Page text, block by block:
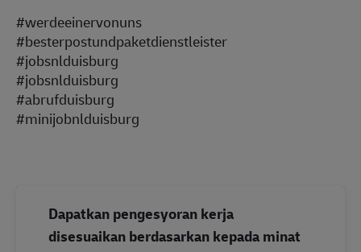
#werdeeinervonuns
#besterpostundpaketdienstleister
#jobsnlduisburg
#jobsnlduisburg
#abrufduisburg
#minijobnlduisburg
Dapatkan pengesyoran kerja
disesuaikan berdasarkan kepada minat